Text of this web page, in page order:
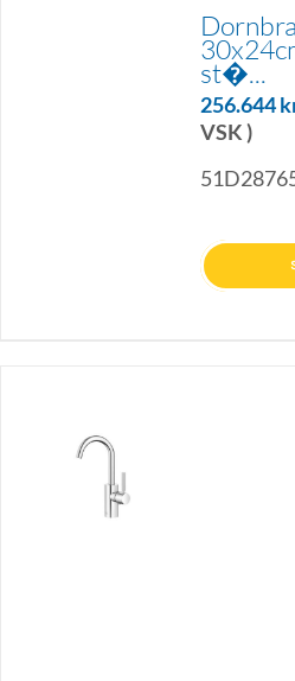
st�...
256.644
VSK )